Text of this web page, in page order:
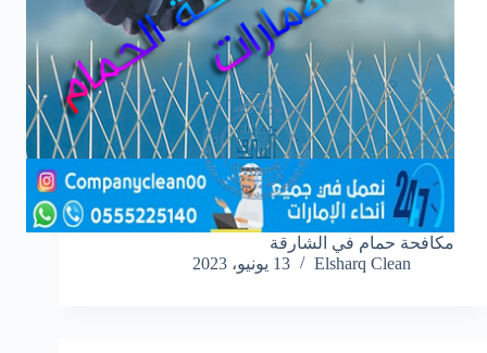
مكافحة حمام في الشارقة
Elsharq Clean
13 يونيو، 2023